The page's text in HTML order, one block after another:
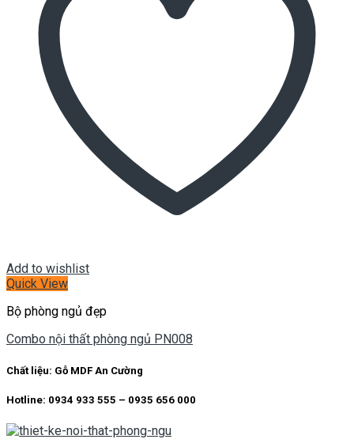
Add to wishlist
Quick View
Bộ phòng ngủ đẹp
Combo nội thất phòng ngủ PN008
Chất liệu: Gỗ MDF An Cường
Hotline: 0934 933 555 – 0935 656 000